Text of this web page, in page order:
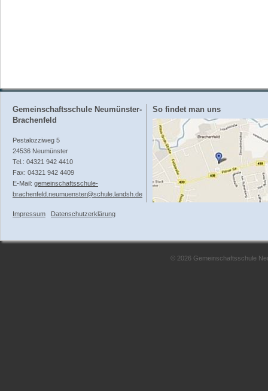
Sie gestalten im Rahmen ihrer Möglichkeiten das
Sie sind offen und kooperieren mit den Lehrkräften zum
demokratischer Mitwirkung.
Gemeinschaftsschule Neumünster-
Brachenfeld
Pestalozziweg 5
24536 Neumünster
Tel.: 04321 942 4410
Fax: 04321 942 4409
E-Mail: gemeinschaftsschule-
brachenfeld.neumuenster@schule.landsh.de
Impressum Datenschutzerklärung
So findet man uns
© 2026 Gemeinschaftsschule